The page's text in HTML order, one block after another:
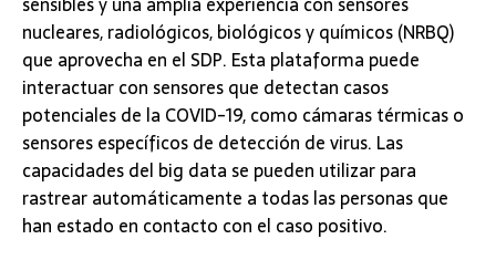
nucleares, radiológicos, biológicos y químicos (NRBQ)
que aprovecha en el SDP. Esta plataforma puede
interactuar con sensores que detectan casos
potenciales de la COVID-19, como cámaras térmicas o
sensores específicos de detección de virus. Las
capacidades del big data se pueden utilizar para
rastrear automáticamente a todas las personas que
han estado en contacto con el caso positivo.